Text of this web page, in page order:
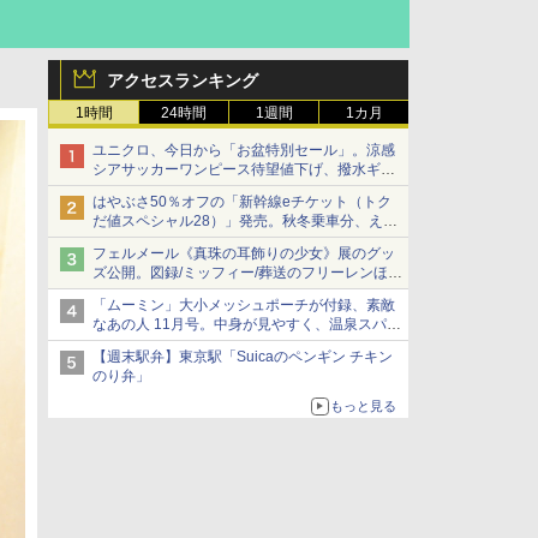
アクセスランキング
1時間 24時間 1週間 1カ月
ユニクロ、今日から「お盆特別セール」。涼感
シアサッカーワンピース待望値下げ、撥水ギア
ショーツは1990円に
はやぶさ50％オフの「新幹線eチケット（トク
だ値スペシャル28）」発売。秋冬乗車分、えき
ねっと限定
フェルメール《真珠の耳飾りの少女》展のグッ
ズ公開。図録/ミッフィー/葬送のフリーレンほ
か、注目ブランドコラボが実現
「ムーミン」大小メッシュポーチが付録、素敵
なあの人 11月号。中身が見やすく、温泉スパに
も使える
【週末駅弁】東京駅「Suicaのペンギン チキン
のり弁」
もっと見る